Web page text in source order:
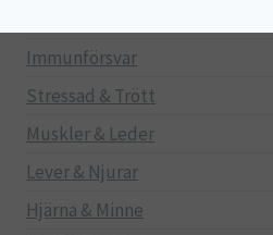
Immunförsvar
Stressad & Trött
Muskler & Leder
Lever & Njurar
Hjärna & Minne